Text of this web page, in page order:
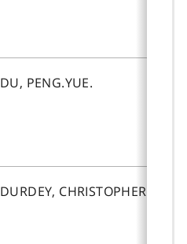
DU, PENG.YUE.
DURDEY,